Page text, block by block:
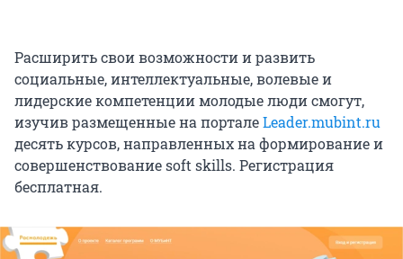
Расширить свои возможности и развить
социальные, интеллектуальные, волевые и
лидерские компетенции молодые люди смогут,
изучив размещенные на порталеLeader.mubint.ru
десять курсов, направленных на формирование и
совершенствование soft skills. Регистрация
бесплатная.